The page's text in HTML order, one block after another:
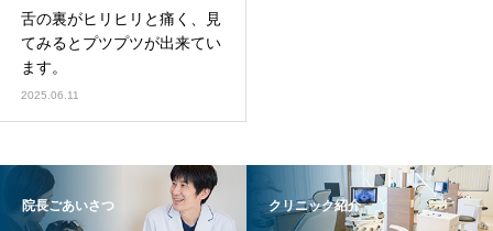
舌の裏がヒリヒリと痛く、見
てみるとプツプツが出来てい
ます。
2025.06.11
院長ごあいさつ クリニック紹介